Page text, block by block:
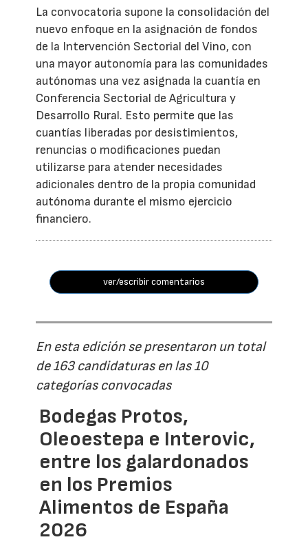
La convocatoria supone la consolidación del
nuevo enfoque en la asignación de fondos
de la Intervención Sectorial del Vino, con
una mayor autonomía para las comunidades
autónomas una vez asignada la cuantía en
Conferencia Sectorial de Agricultura y
Desarrollo Rural. Esto permite que las
cuantías liberadas por desistimientos,
renuncias o modificaciones puedan
utilizarse para atender necesidades
adicionales dentro de la propia comunidad
autónoma durante el mismo ejercicio
financiero.
ver/escribir comentarios
En esta edición se presentaron un total
de 163 candidaturas en las 10
categorías convocadas
Bodegas Protos,
Oleoestepa e Interovic,
entre los galardonados
en los Premios
Alimentos de España
2026